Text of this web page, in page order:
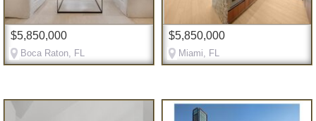
$5,850,000
Boca Raton, FL
$5,850,000
Miami, FL